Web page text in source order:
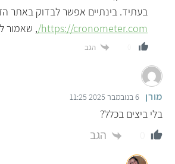
בעתיד. בינתיים אפשר לבדוק באתר
https://cronometer.com/ , שאמור
הגב
מורן 6 בנובמבר 2025 11:25
בלי ביצים בכלל?
הגב